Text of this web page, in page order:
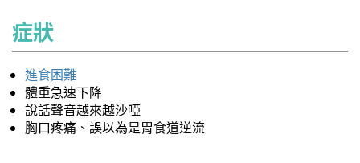
症狀
進食困難
體重急速下降
說話聲音越來越沙啞
胸口疼痛、誤以為是胃食道逆流